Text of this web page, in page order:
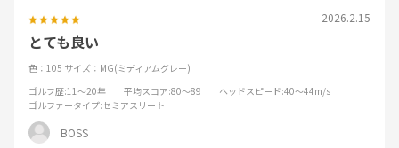
2026.2.15
とても良い
色：105 サイズ：MG(ミディアムグレー)
ゴルフ歴:11～20年 平均スコア:80～89 ヘッドスピード:40～44m/s
ゴルファータイプ:セミアスリート
BOSS